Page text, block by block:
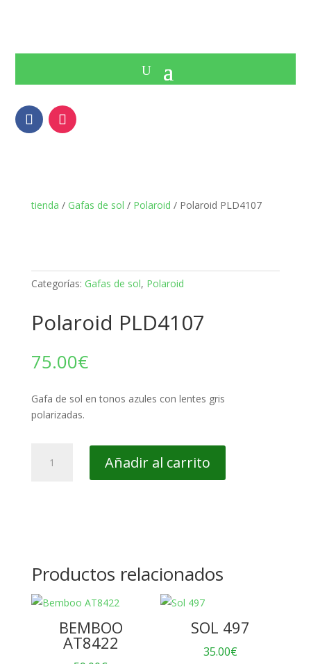
tienda / Gafas de sol / Polaroid / Polaroid PLD4107
Categorías: Gafas de sol, Polaroid
Polaroid PLD4107
75.00€
Gafa de sol en tonos azules con lentes gris
polarizadas.
PLD4107
Añadir al carrito
Productos relacionados
BEMBOO
AT8422
SOL 497
35.00€